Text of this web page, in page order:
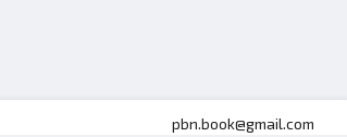
pbn.book@gmail.com